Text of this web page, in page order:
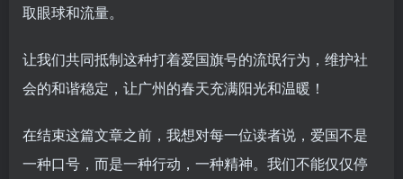
取眼球和流量。
让我们共同抵制这种打着爱国旗号的流氓行为，维护社
会的和谐稳定，让广州的春天充满阳光和温暖！
在结束这篇文章之前，我想对每一位读者说，爱国不是
一种口号，而是一种行动，一种精神。我们不能仅仅停